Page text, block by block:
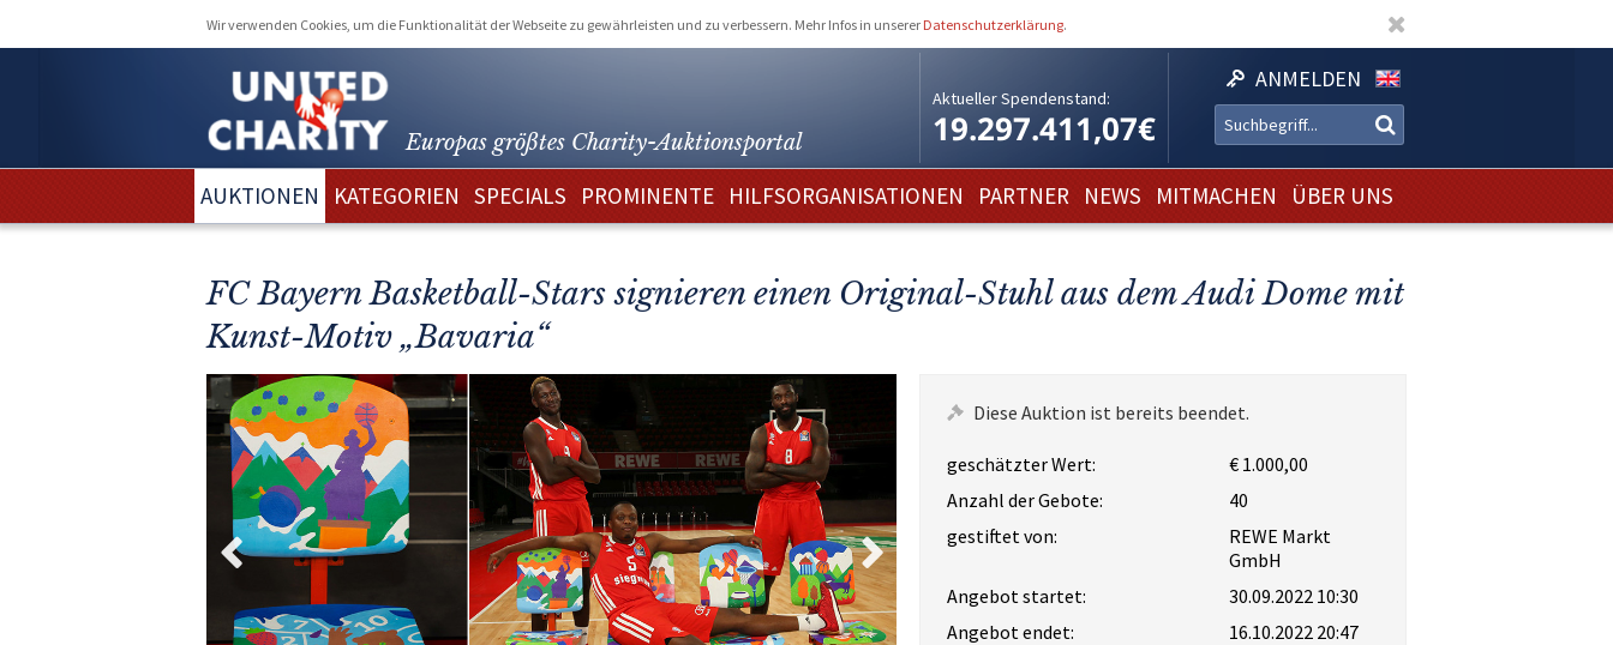
Wir verwenden Cookies, um die Funktionalität der Webseite zu gewährleisten und zu verbessern. Mehr Infos in unserer Datenschutzerklärung.
Europas größtes Charity-Auktionsportal
Aktueller Spendenstand:
19.297.411,07€
ANMELDEN
AUKTIONEN KATEGORIEN SPECIALS PROMINENTE HILFSORGANISATIONEN PARTNER NEWS MITMACHEN ÜBER UNS
FC Bayern Basketball-Stars signieren einen Original-Stuhl aus dem Audi Dome mit
Kunst-Motiv „Bavaria“
Diese Auktion ist bereits beendet.
geschätzter Wert:
€ 1.000,00
Anzahl der Gebote:
40
gestiftet von:
REWE Markt
GmbH
Angebot startet:
30.09.2022 10:30
Angebot endet:
16.10.2022 20:47